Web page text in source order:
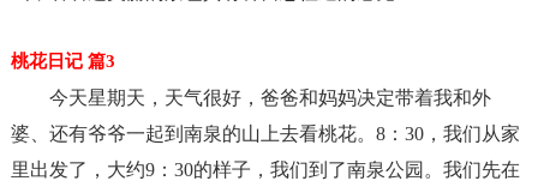
桃花日记 篇3
今天星期天，天气很好，爸爸和妈妈决定带着我和外
婆、还有爷爷一起到南泉的山上去看桃花。8：30，我们从家
里出发了，大约9：30的样子，我们到了南泉公园。我们先在